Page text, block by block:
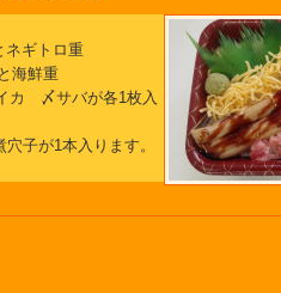
ネギトロ重
海鮮重
カ 〆サバが各1枚入
子が1本入ります。